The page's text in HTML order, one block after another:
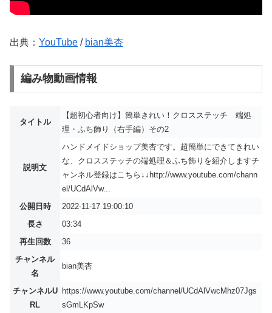
出典： YouTube / bian美杏
編み物動画情報
タイトル
【超初心者向け】簡単きれい！クロスステッチ 端処
理・ふち飾り（右手編）その2
説明文
ハンドメイドショップ美杏です。超簡単にできてきれい
な、クロスステッチの端処理＆ふち飾りを紹介しますチ
ャンネル登録はこちら↓↓http://www.youtube.com/chann
el/UCdAlVw...
公開日時
2022-11-17 19:00:10
長さ
03:34
再生回数
36
チャンネル
名
bian美杏
チャンネルU
RL
https://www.youtube.com/channel/UCdAlVwcMhz07Jgs
sGmLKpSw